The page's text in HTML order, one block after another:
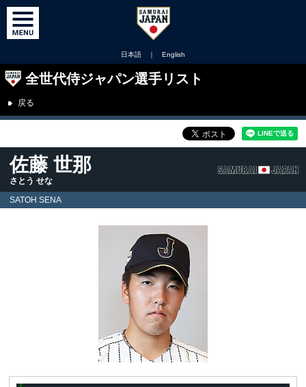
日本語 ｜ English
全世代侍ジャパン選手リスト
戻る
佐藤 世那
さとう せな
SATOH SENA